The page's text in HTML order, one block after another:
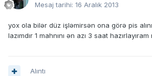
Mesaj tarihi: 16 Aralık 2013
yox ola bilər düz işləmirsən ona görə pis
lazımdır 1 mahnını ən azı 3 saat hazırlayıram
Alıntı